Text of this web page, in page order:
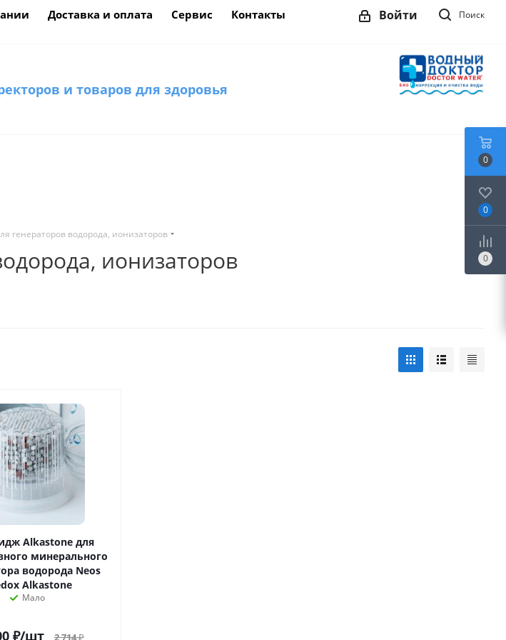
Доставка и оплата Сервис Контакты Поиск
Войти
и товаров для здоровья
генераторов водорода, ионизаторов
ионизаторов
Alkastone для
минерального
водорода Neos
Alkastone
Мало
₽/шт 2 714₽
0
0
0